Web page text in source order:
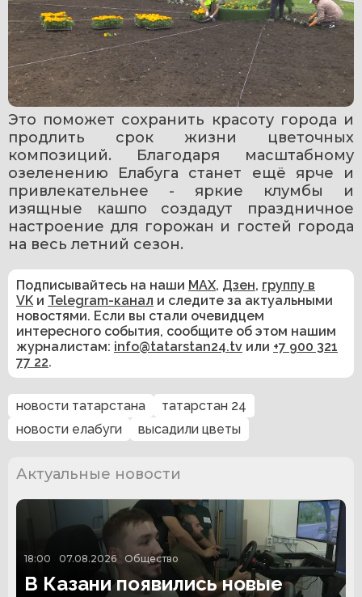
Это поможет сохранить красоту города и
продлить срок жизни цветочных
композиций. Благодаря масштабному
озеленению Елабуга станет ещё ярче и
привлекательнее - яркие клумбы и
изящные кашпо создадут праздничное
настроение для горожан и гостей города
на весь летний сезон.
Подписывайтесь на наши MAX, Дзен, группу в
VK и Telegram-канал и следите за актуальными
новостями. Если вы стали очевидцем
интересного события, сообщите об этом нашим
журналистам: info@tatarstan24.tv или +7 900 321
77 22.
новости татарстана
татарстан 24
новости елабуги
высадили цветы
Актуальные новости
18:00 07.08.2026 Общество
В Казани появились новые